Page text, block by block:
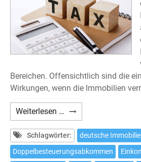
Bereichen. Offensichtlich sind die
Wirkungen, wenn die Immobilien
Weiterlesen … Deutsche
Besteuerung
ausländischer
Immobilieninvestoren
Schlagwörter:
deutsche
Doppelbesteuerungsabkommen